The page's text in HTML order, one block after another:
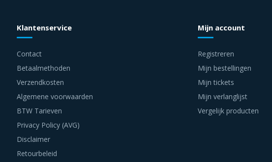
Klantenservice
Contact
Betaalmethoden
Verzendkosten
Algemene voorwaarden
BTW Tarieven
Privacy Policy (AVG)
Disclaimer
Retourbeleid
Mijn account
Registreren
Mijn bestellingen
Mijn tickets
Mijn verlanglijst
Vergelijk producten